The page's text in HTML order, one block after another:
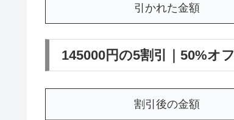
引かれた金額
145000円の5割引｜50%オフ
割引後の金額